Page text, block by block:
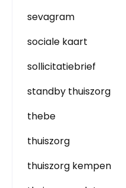
sevagram
sociale kaart
sollicitatiebrief
standby thuiszorg
thebe
thuiszorg
thuiszorg kempen